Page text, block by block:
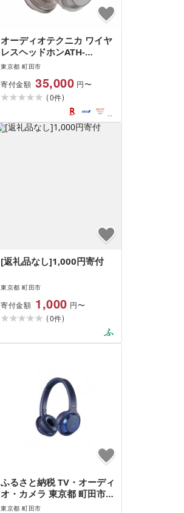
オーディオテクニカ ワイヤ
レスヘッドホンATH-
WS330BT KH(カーキ)
東京都 町田市
寄付金額 35,000 円〜
(0件)
[返礼品なし]1,000円寄付
東京都 町田市
寄付金額 1,000 円〜
(0件)
ふるさと納税 TV・オーディ
オ・カメラ 東京都 町田市
オーディオテクニカ ワイヤ
東京都 町田市